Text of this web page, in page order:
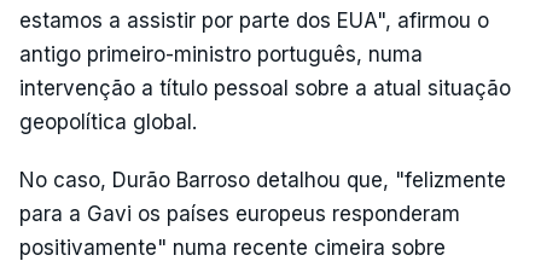
estamos a assistir por parte dos EUA", afirmou o
antigo primeiro-ministro português, numa
intervenção a título pessoal sobre a atual situação
geopolítica global.
No caso, Durão Barroso detalhou que, "felizmente
para a Gavi os países europeus responderam
positivamente" numa recente cimeira sobre